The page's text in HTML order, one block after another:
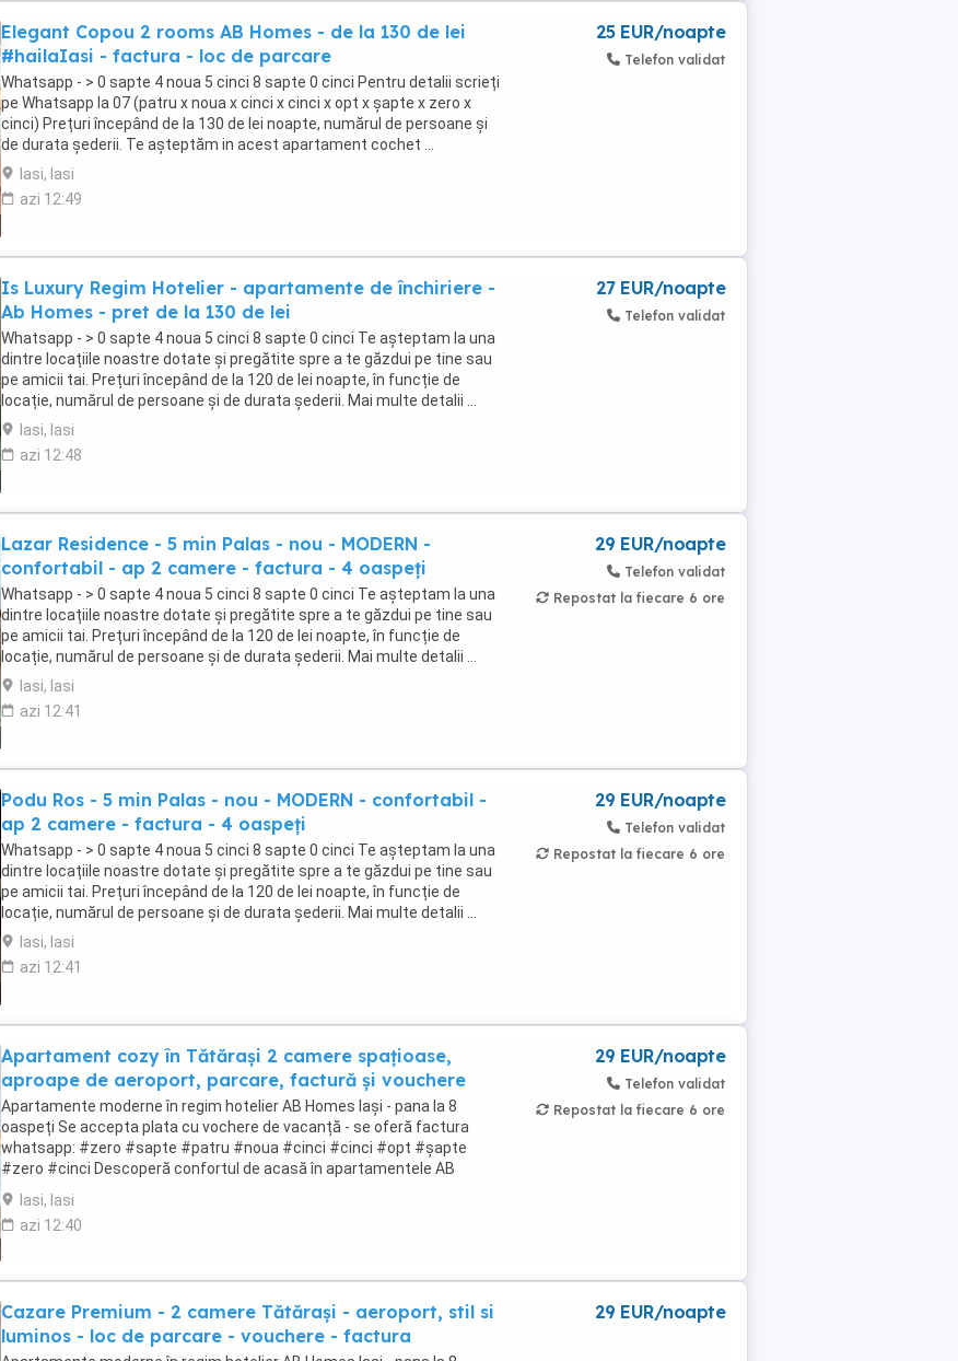
Elegant Copou 2 rooms AB Homes - de la 130 de lei
#hailaIasi - factura - loc de parcare
Whatsapp - > 0 sapte 4 noua 5 cinci 8 sapte 0 cinci Pentru detalii scrieți
pe Whatsapp la 07 (patru x noua x cinci x cinci x opt x șapte x zero x
cinci) Prețuri începând de la 130 de lei noapte, numărul de persoane și
de durata șederii. Te așteptăm in acest apartament cochet ...
Iasi, Iasi
azi 12:49
25 EUR/noapte
Telefon validat
Is Luxury Regim Hotelier - apartamente de închiriere -
Ab Homes - pret de la 130 de lei
Whatsapp - > 0 sapte 4 noua 5 cinci 8 sapte 0 cinci Te așteptam la una
dintre locațiile noastre dotate și pregătite spre a te găzdui pe tine sau
pe amicii tai. Prețuri începând de la 120 de lei noapte, în funcție de
locație, numărul de persoane și de durata șederii. Mai multe detalii ...
Iasi, Iasi
azi 12:48
27 EUR/noapte
Telefon validat
Lazar Residence - 5 min Palas - nou - MODERN -
confortabil - ap 2 camere - factura - 4 oaspeți
Whatsapp - > 0 sapte 4 noua 5 cinci 8 sapte 0 cinci Te așteptam la una
dintre locațiile noastre dotate și pregătite spre a te găzdui pe tine sau
pe amicii tai. Prețuri începând de la 120 de lei noapte, în funcție de
locație, numărul de persoane și de durata șederii. Mai multe detalii ...
Iasi, Iasi
azi 12:41
29 EUR/noapte
Telefon validat
Repostat la fiecare 6 ore
Podu Ros - 5 min Palas - nou - MODERN - confortabil -
ap 2 camere - factura - 4 oaspeți
Whatsapp - > 0 sapte 4 noua 5 cinci 8 sapte 0 cinci Te așteptam la una
dintre locațiile noastre dotate și pregătite spre a te găzdui pe tine sau
pe amicii tai. Prețuri începând de la 120 de lei noapte, în funcție de
locație, numărul de persoane și de durata șederii. Mai multe detalii ...
Iasi, Iasi
azi 12:41
29 EUR/noapte
Telefon validat
Repostat la fiecare 6 ore
Apartament cozy în Tătărași 2 camere spațioase,
aproape de aeroport, parcare, factură și vouchere
Apartamente moderne în regim hotelier AB Homes Iași - pana la 8
oaspeți Se accepta plata cu vochere de vacanță - se oferă factura
whatsapp: #zero #sapte #patru #noua #cinci #cinci #opt #șapte
#zero #cinci Descoperă confortul de acasă în apartamentele AB
Homes, disponibile în cele mai căutate zone din ...
Iasi, Iasi
azi 12:40
29 EUR/noapte
Telefon validat
Repostat la fiecare 6 ore
Cazare Premium - 2 camere Tătărași - aeroport, stil si
luminos - loc de parcare - vouchere - factura
29 EUR/noapte